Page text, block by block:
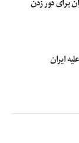
برای دور زدن
ایران